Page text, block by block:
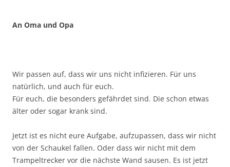
An Oma und Opa
Wir passen auf, dass wir uns nicht infizieren. Für uns
natürlich, und auch für euch.
Für euch, die besonders gefährdet sind. Die schon etwas
älter oder sogar krank sind.
Jetzt ist es nicht eure Aufgabe, aufzupassen, dass wir nicht
von der Schaukel fallen. Oder dass wir nicht mit dem
Trampeltrecker vor die nächste Wand sausen. Es ist jetzt